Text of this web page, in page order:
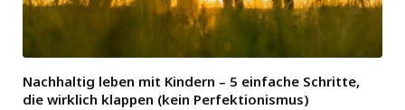
Nachhaltig leben mit Kindern – 5 einfache Schritte,
die wirklich klappen (kein Perfektionismus)